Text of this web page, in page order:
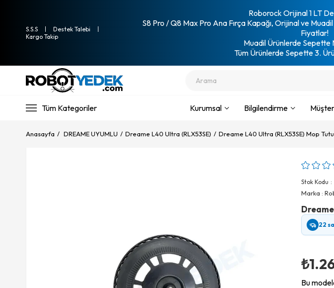
S.S.S
Destek Talebi
Kargo Takip
Roborock Orijinal 1 LT
S8 Pro / Q8 Max Pro Ana Fırça Kapağı, Orijinal ve
Fiyatlar!
Muadil Ürünlerde Sepette
Tüm Ürünlerde Sepette 3.
Tüm Kategoriler Kurumsal Bilgilendirme
Anasayfa DREAME UYUMLU Dreame L40 Ultra (RLX53SE) Dreame L40 Ultra (RLX53SE) Mop
Stok Kodu
Marka :
22
Bu